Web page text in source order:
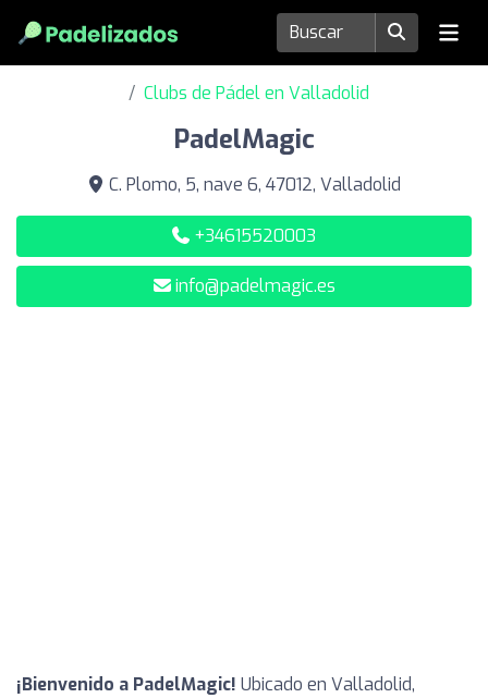
Clubs de Pádel en Valladolid
PadelMagic
C. Plomo, 5, nave 6, 47012, Valladolid
+34615520003
info@padelmagic.es
¡Bienvenido a PadelMagic! Ubicado en Valladolid,